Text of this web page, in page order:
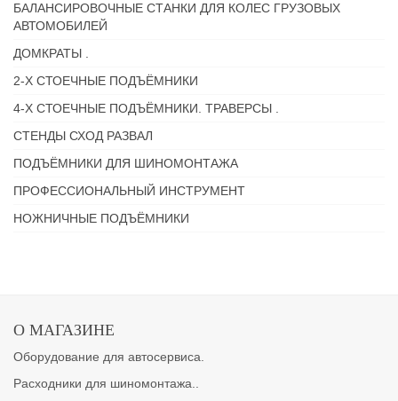
БАЛАНСИРОВОЧНЫЕ СТАНКИ ДЛЯ КОЛЕС ГРУЗОВЫХ
АВТОМОБИЛЕЙ
ДОМКРАТЫ .
2-Х СТОЕЧНЫЕ ПОДЪЁМНИКИ
4-Х СТОЕЧНЫЕ ПОДЪЁМНИКИ. ТРАВЕРСЫ .
СТЕНДЫ СХОД РАЗВАЛ
ПОДЪЁМНИКИ ДЛЯ ШИНОМОНТАЖА
ПРОФЕССИОНАЛЬНЫЙ ИНСТРУМЕНТ
НОЖНИЧНЫЕ ПОДЪЁМНИКИ
О МАГАЗИНЕ
Оборудование для автосервиса.
Расходники для шиномонтажа..